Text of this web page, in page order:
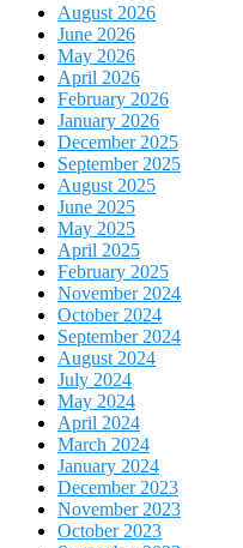
August 2026
June 2026
May 2026
April 2026
February 2026
January 2026
December 2025
September 2025
August 2025
June 2025
May 2025
April 2025
February 2025
November 2024
October 2024
September 2024
August 2024
July 2024
May 2024
April 2024
March 2024
January 2024
December 2023
November 2023
October 2023